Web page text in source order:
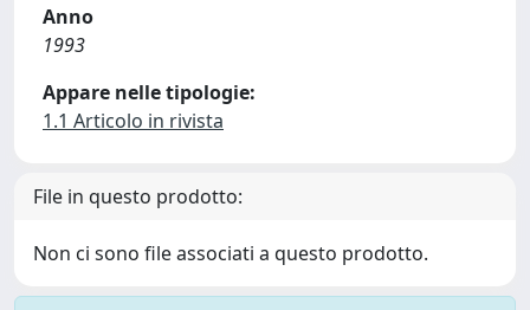
Anno
1993
Appare nelle tipologie:
1.1 Articolo in rivista
File in questo prodotto:
Non ci sono file associati a questo prodotto.